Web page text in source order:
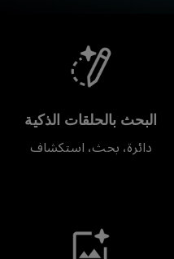
البحث بالحلقات الذكية
دائرة، بحث، استكشاف